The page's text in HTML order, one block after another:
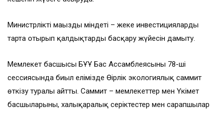
Министрліктің маңызды міндеті – жеке инвестицияларды
тарта отырып қалдықтарды басқару жүйесін дамыту.
Мемлекет басшысы БҰҰ Бас Ассамблеясының 78-ші
сессиясында биыл елімізде Өңірлік экологиялық саммит
өткізу туралы айтты. Саммит – мемлекеттер мен Үкімет
басшыларының, халықаралық серіктестер мен сарапшылар